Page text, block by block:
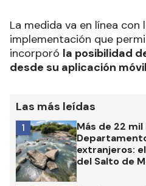
La medida va en línea
implementación que
incorporó la posibilidad
desde su aplicación
Las más leídas
Más de 22
extranjeros:
del Salto de
1